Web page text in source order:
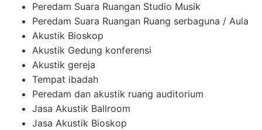
Peredam Suara Ruangan Studio Musik
Peredam Suara Ruangan Ruang serbaguna / Aula
Akustik Bioskop
Akustik Gedung konferensi
Akustik gereja
Tempat ibadah
Peredam dan akustik ruang auditorium
Jasa Akustik Ballroom
Jasa Akustik Bioskop